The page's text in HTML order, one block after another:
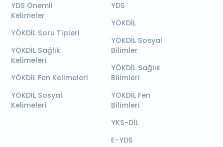
YDS Önemli
Kelimeler
YÖKDİL Soru Tipleri
YÖKDİL Sağlık
Kelimeleri
YÖKDİL Fen Kelimeleri
YÖKDİL Sosyal
Kelimeleri
YDS
YÖKDİL
YÖKDİL Sosyal
Bilimler
YÖKDİL Sağlık
Bilimleri
YÖKDİL Fen
Bilimleri
YKS-DİL
E-YDS